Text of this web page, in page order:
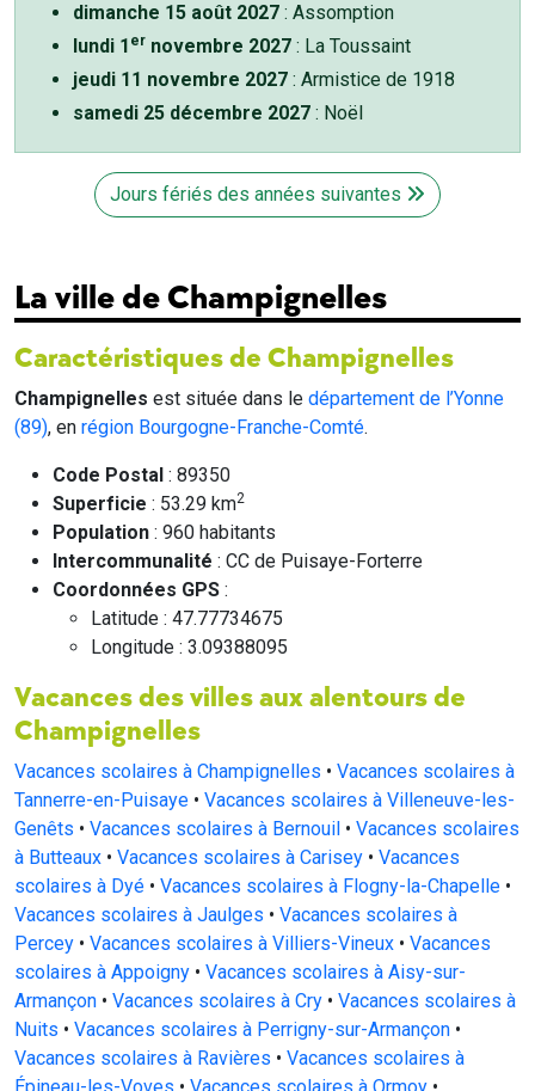
dimanche 15 août 2027 : Assomption
lundi 1 er novembre 2027 : La Toussaint
jeudi 11 novembre 2027 : Armistice de 1918
samedi 25 décembre 2027 : Noël
Jours fériés des années suivantes
La ville de Champignelles
Caractéristiques de Champignelles
Champignelles est située dans le département de l’Yonne
(89), en région Bourgogne-Franche-Comté.
Code Postal : 89350
Superficie : 53.29 km2
Population : 960 habitants
Intercommunalité : CC de Puisaye-Forterre
Coordonnées GPS :
Latitude : 47.77734675
Longitude : 3.09388095
Vacances des villes aux alentours de
Champignelles
Vacances scolaires à Champignelles • Vacances scolaires à
Tannerre-en-Puisaye • Vacances scolaires à Villeneuve-les-
Genêts • Vacances scolaires à Bernouil • Vacances scolaires
à Butteaux • Vacances scolaires à Carisey • Vacances
scolaires à Dyé • Vacances scolaires à Flogny-la-Chapelle •
Vacances scolaires à Jaulges • Vacances scolaires à
Percey • Vacances scolaires à Villiers-Vineux • Vacances
scolaires à Appoigny • Vacances scolaires à Aisy-sur-
Armançon • Vacances scolaires à Cry • Vacances scolaires à
Nuits • Vacances scolaires à Perrigny-sur-Armançon •
Vacances scolaires à Ravières • Vacances scolaires à